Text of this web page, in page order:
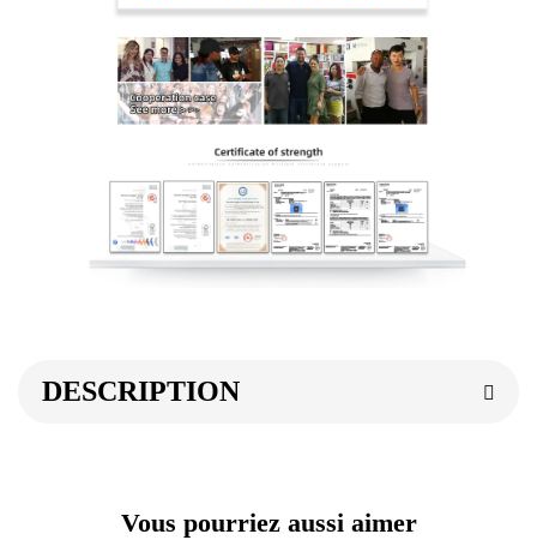
DESCRIPTION
Vous pourriez aussi aimer